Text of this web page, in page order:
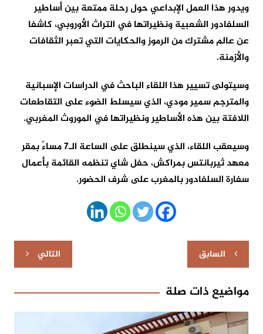
ويدور هذا العمل الإبداعي حول رحلة ممتعة بين أساطير
السلفادور الشعبية ونظيراتها في التراث الأوروبي، كاشفا
عن عالم مشترك من الرموز والحكايات التي تعبر الثقافات
والأزمنة.
وسيتولى تسيير هذا اللقاء الباحث في الدراسات الإسبانية
والمترجم سمير مودي، الذي سيسلط الضوء على التقاطعات
اللافتة بين هذه الأساطير ونظيراتها في الموروث المغربي.
وسيعقب اللقاء، الذي سينطلق على الساعة الـ7 مساءً بمقر
معهد ثيربانتس بمراكش، حفل شاي تنظمه القائمة بأعمال
سفارة السلفادور بالمغرب على شرف الحضور.
تصفّح
المقالات
السابق التالي
مواضيع ذات صلة